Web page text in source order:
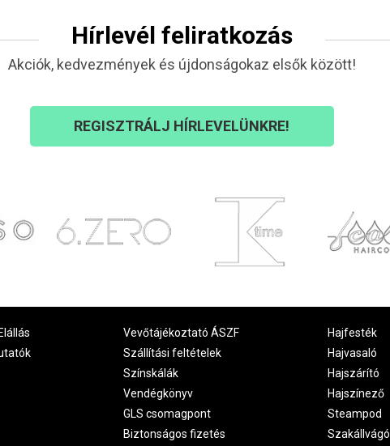
Hírlevél feliratkozás
Akciók, kedvezmények és újdonságokaz elsők között!
REGISZTRÁLJ HÍRLEVELÜNKRE!
Vevőtájékoztató ÁSZF
Szállítási feltételek
Színskálák
Vendégkönyv
GLS csomagpont
Biztonságos fizetés
Hajfesték
Hajvasaló
Hajszárító
Hajszínező
Steampod
Szakállvágó